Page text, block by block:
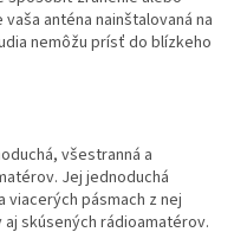
anténa nainštalovaná na
nemôžu prísť do blízkeho
všestranná a
Jej jednoduchá
pásmach z nej
skúsených rádioamatérov.